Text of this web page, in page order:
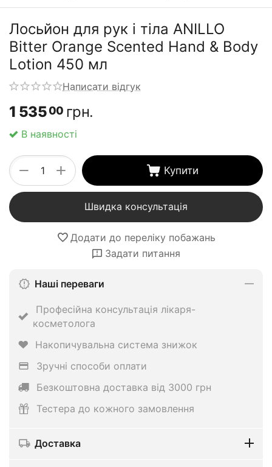
Лосьйон для рук і тіла ANILLO
Bitter Orange Scented Hand & Body
Lotion 450 мл
Написати відгук
1 53500 грн.
В наявності
+
− Купити
Швидка консультація
Додати до переліку побажань
Задати питання
Наші переваги
Професійна консультація лікаря-
косметолога
Накопичувальна система знижок
Зручні способи оплати
Безкоштовна доставка від 3000 грн
Тестера до кожного замовлення
Доставка